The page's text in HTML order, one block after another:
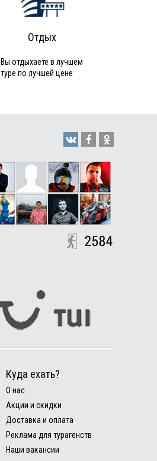
Отдых
Вы отдыхаете в лучшем
туре по лучшей цене
Куда ехать?
О нас
Акции и скидки
Доставка и оплата
Реклама для турагенств
Наши вакансии